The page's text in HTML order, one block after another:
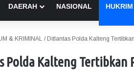
DAERAH NASIONAL HUKRIM
& KRIMINAL / Ditlantas Polda Kalteng
Polda Kalteng Tertibkan